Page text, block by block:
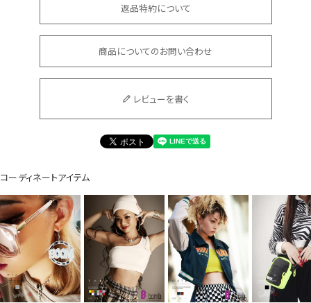
返品特約について
商品についてのお問い合わせ
レビューを書く
コーディネートアイテム